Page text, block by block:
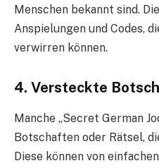
Menschen bekannt sind.
Anspielungen und Codes,
verwirren können.
4. Versteckte
Manche „Secret German
Botschaften oder Rätsel,
Diese können von